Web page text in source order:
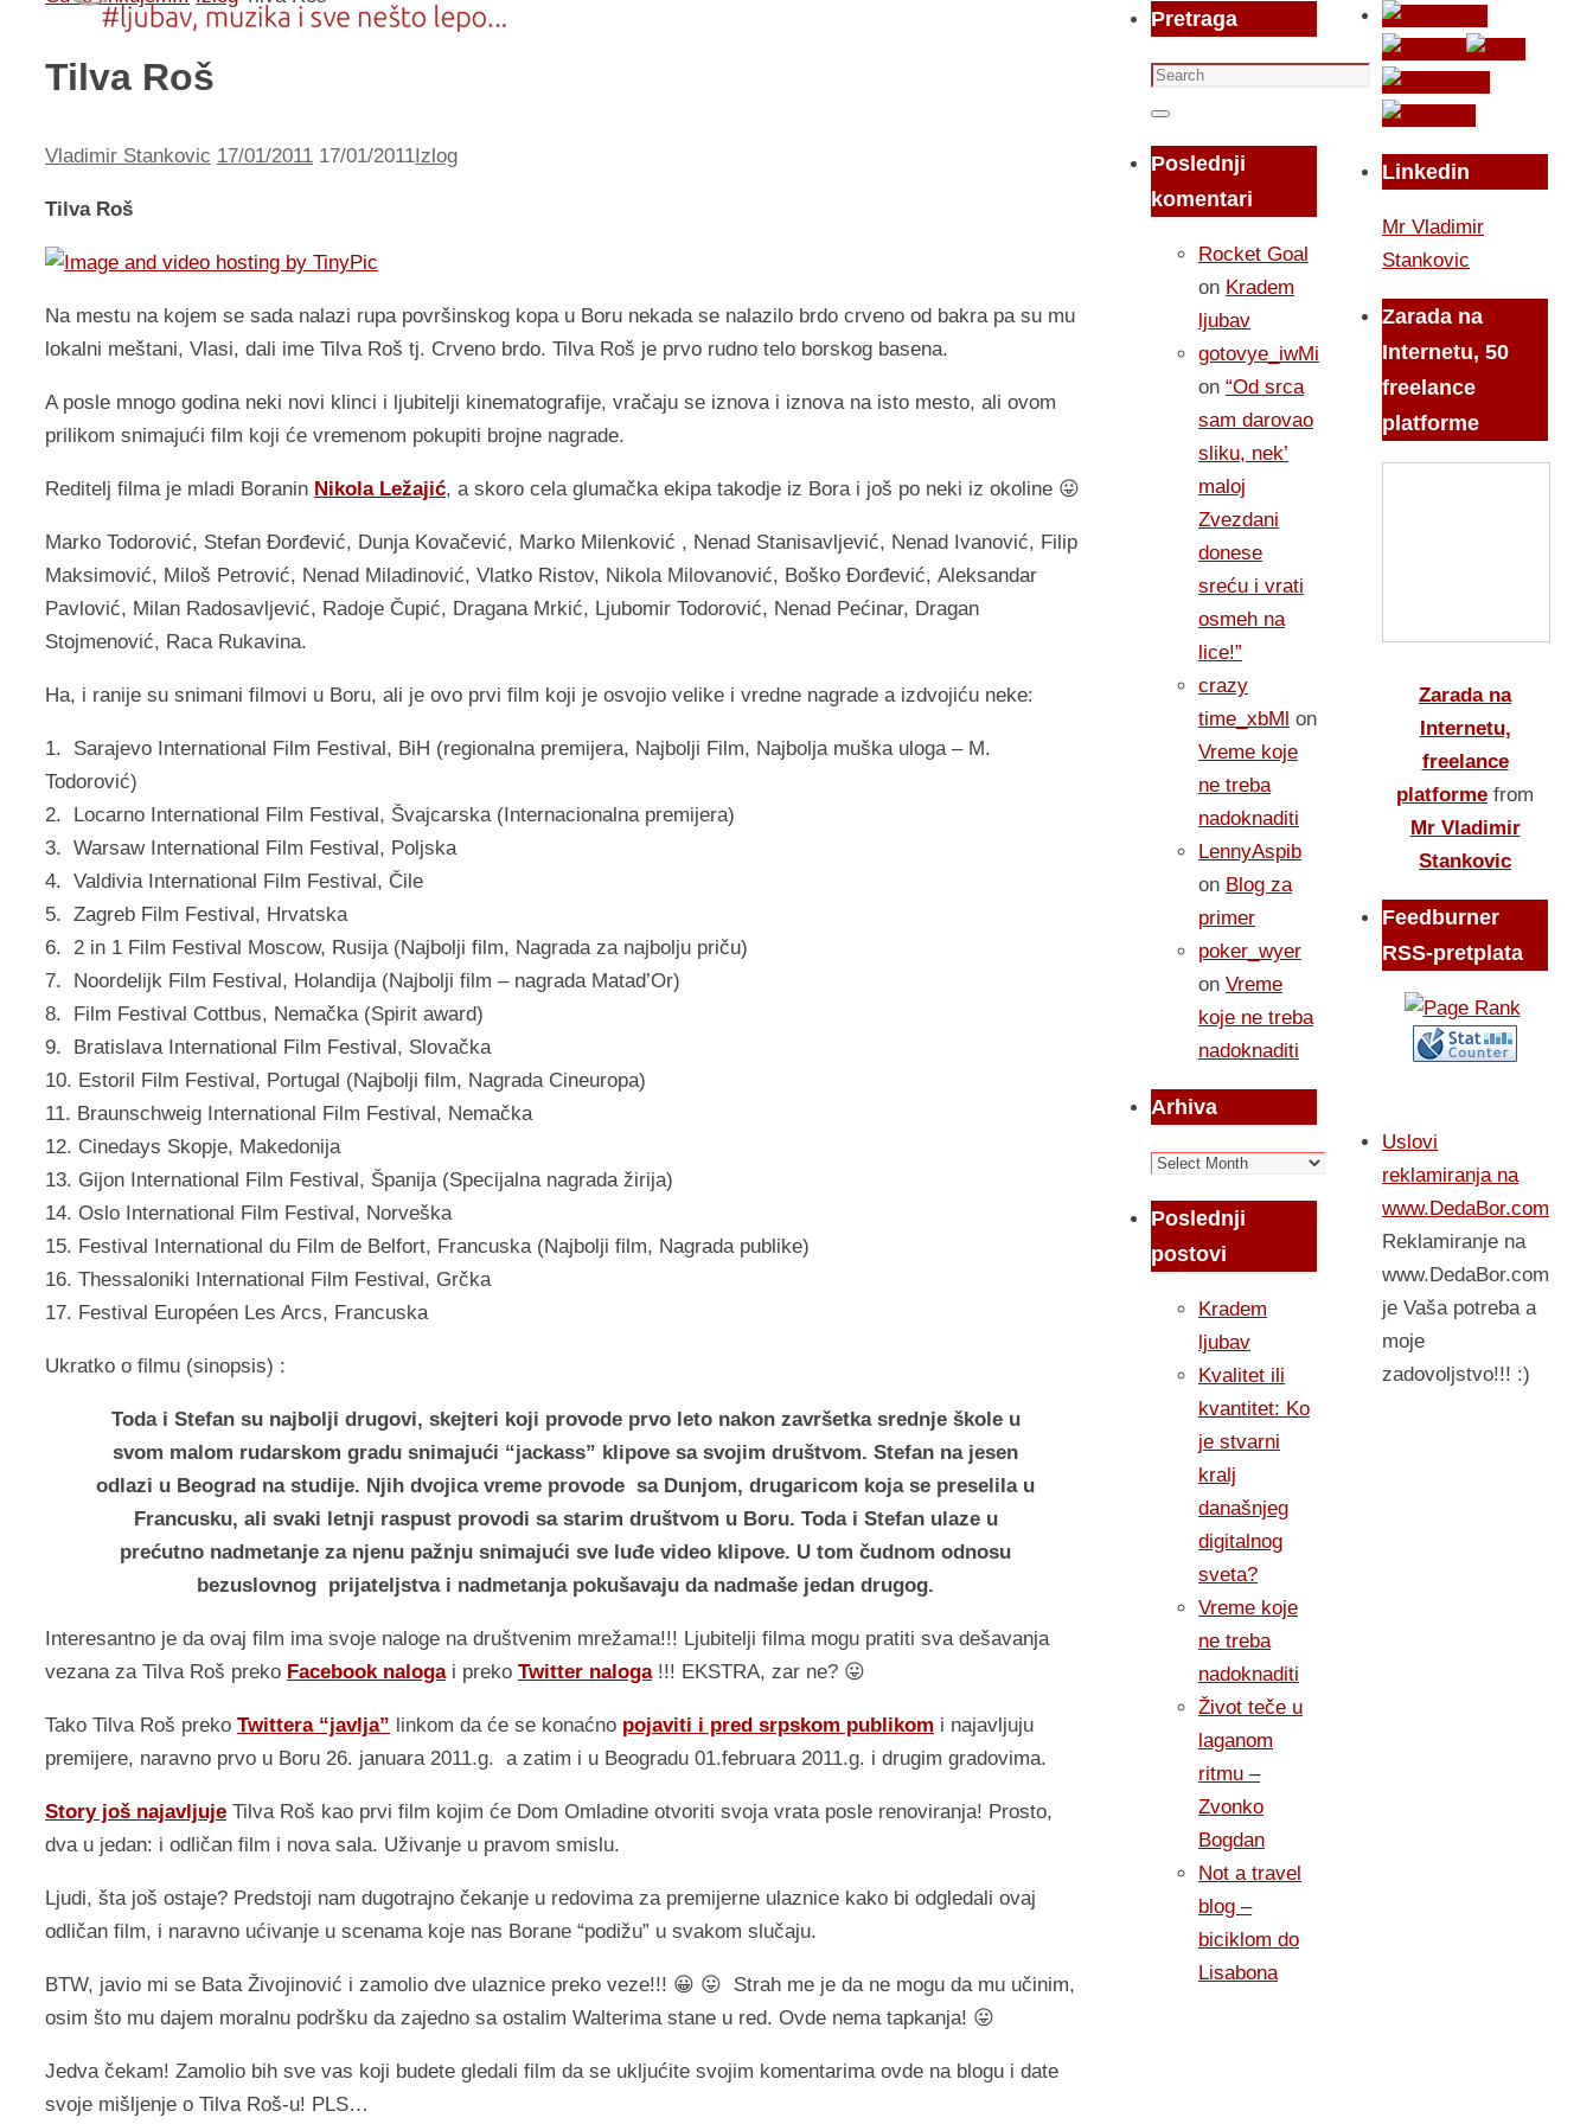
Tilva Roš
Vladimir Stankovic 17/01/2011 17/01/2011Izlog
Tilva Roš
Na mestu na kojem se sada nalazi rupa površinskog kopa u Boru nekada se nalazilo brdo crveno od bakra pa su mu
lokalni meštani, Vlasi, dali ime Tilva Roš tj. Crveno brdo. Tilva Roš je prvo rudno telo borskog basena.
A posle mnogo godina neki novi klinci i ljubitelji kinematografije, vračaju se iznova i iznova na isto mesto, ali ovom
prilikom snimajući film koji će vremenom pokupiti brojne nagrade.
Reditelj filma je mladi Boranin Nikola Ležajić, a skoro cela glumačka ekipa takodje iz Bora i još po neki iz okoline 😛
Marko Todorović, Stefan Đorđević, Dunja Kovačević, Marko Milenković , Nenad Stanisavljević, Nenad Ivanović, Filip
Maksimović, Miloš Petrović, Nenad Miladinović, Vlatko Ristov, Nikola Milovanović, Boško Đorđević, Aleksandar
Pavlović, Milan Radosavljević, Radoje Čupić, Dragana Mrkić, Ljubomir Todorović, Nenad Pećinar, Dragan
Stojmenović, Raca Rukavina.
Ha, i ranije su snimani filmovi u Boru, ali je ovo prvi film koji je osvojio velike i vredne nagrade a izdvojiću neke:
1. Sarajevo International Film Festival, BiH (regionalna premijera, Najbolji Film, Najbolja muška uloga – M.
Todorović)
2. Locarno International Film Festival, Švajcarska (Internacionalna premijera)
3. Warsaw International Film Festival, Poljska
4. Valdivia International Film Festival, Čile
5. Zagreb Film Festival, Hrvatska
6. 2 in 1 Film Festival Moscow, Rusija (Najbolji film, Nagrada za najbolju priču)
7. Noordelijk Film Festival, Holandija (Najbolji film – nagrada Matad’Or)
8. Film Festival Cottbus, Nemačka (Spirit award)
9. Bratislava International Film Festival, Slovačka
10. Estoril Film Festival, Portugal (Najbolji film, Nagrada Cineuropa)
11. Braunschweig International Film Festival, Nemačka
12. Cinedays Skopje, Makedonija
13. Gijon International Film Festival, Španija (Specijalna nagrada žirija)
14. Oslo International Film Festival, Norveška
15. Festival International du Film de Belfort, Francuska (Najbolji film, Nagrada publike)
16. Thessaloniki International Film Festival, Grčka
17. Festival Européen Les Arcs, Francuska
Ukratko o filmu (sinopsis) :
Toda i Stefan su najbolji drugovi, skejteri koji provode prvo leto nakon završetka srednje škole u
svom malom rudarskom gradu snimajući “jackass” klipove sa svojim društvom. Stefan na jesen
odlazi u Beograd na studije. Njih dvojica vreme provode sa Dunjom, drugaricom koja se preselila u
Francusku, ali svaki letnji raspust provodi sa starim društvom u Boru. Toda i Stefan ulaze u
prećutno nadmetanje za njenu pažnju snimajući sve luđe video klipove. U tom čudnom odnosu
bezuslovnog prijateljstva i nadmetanja pokušavaju da nadmaše jedan drugog.
Interesantno je da ovaj film ima svoje naloge na društvenim mrežama!!! Ljubitelji filma mogu pratiti sva dešavanja
vezana za Tilva Roš preko Facebook nalogai preko Twitter naloga!!! EKSTRA, zar ne? 😛
Tako Tilva Roš preko Twittera “javlja” linkom da će se konaćno pojaviti i pred srpskom publikom i najavljuju
premijere, naravno prvo u Boru 26. januara 2011.g. a zatim i u Beogradu 01.februara 2011.g. i drugim gradovima.
Story još najavljuje Tilva Roš kao prvi film kojim će Dom Omladine otvoriti svoja vrata posle renoviranja! Prosto,
dva u jedan: i odličan film i nova sala. Uživanje u pravom smislu.
Ljudi, šta još ostaje? Predstoji nam dugotrajno čekanje u redovima za premijerne ulaznice kako bi odgledali ovaj
odličan film, i naravno ućivanje u scenama koje nas Borane “podižu” u svakom slučaju.
BTW, javio mi se Bata Živojinović i zamolio dve ulaznice preko veze!!! 😀 😛 Strah me je da ne mogu da mu učinim,
osim što mu dajem moralnu podršku da zajedno sa ostalim Walterima stane u red. Ovde nema tapkanja! 😛
Jedva čekam! Zamolio bih sve vas koji budete gledali film da se ukljućite svojim komentarima ovde na blogu i date
svoje mišljenje o Tilva Roš-u! PLS…
Pretraga
Search
for:
Search
Poslednji
komentari
Rocket Goal
on Kradem
ljubav
gotovye_iwMi
on “Od srca
sam darovao
sliku, nek’
maloj
Zvezdani
donese
sreću i vrati
osmeh na
lice!”
crazy
time_xbMl on
Vreme koje
ne treba
nadoknaditi
LennyAspib
on Blog za
primer
poker_wyer
on Vreme
koje ne treba
nadoknaditi
Arhiva
Arhiva
Poslednji
postovi
Kradem
ljubav
Kvalitet ili
kvantitet: Ko
je stvarni
kralj
današnjeg
digitalnog
sveta?
Vreme koje
ne treba
nadoknaditi
Život teče u
laganom
ritmu –
Zvonko
Bogdan
Not a travel
blog –
biciklom do
Lisabona
Linkedin
Mr Vladimir
Stankovic
Zarada na
Internetu, 50
freelance
platforme
Zarada na
Internetu,
freelance
platforme from
Mr Vladimir
Stankovic
Feedburner
RSS-pretplata
Uslovi
reklamiranja na
www.DedaBor.com
Reklamiranje na
www.DedaBor.com
je Vaša potreba a
moje
zadovoljstvo!!! :)